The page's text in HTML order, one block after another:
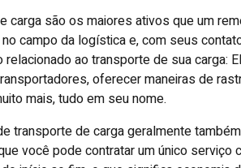
carga são os maiores ativos que um
campo da logística e, com seus
relacionado ao transporte de sua
oferecer maneiras de
mais, tudo em seu nome.
transporte de carga geralmente
você pode contratar um único